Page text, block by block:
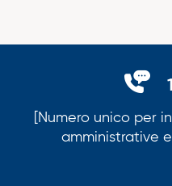
[Numero unico per
amministrative